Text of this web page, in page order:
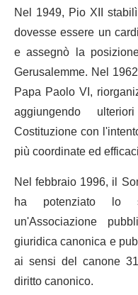
Nel 1949, Pio XII
dovesse essere un
e assegnò la
Gerusalemme. Nel
Papa Paolo VI,
aggiungendo
Costituzione con
più coordinate ed
Nel febbraio 1996, il
ha potenziato lo
un'Associazione
giuridica canonica e
ai sensi del canone
diritto canonico.